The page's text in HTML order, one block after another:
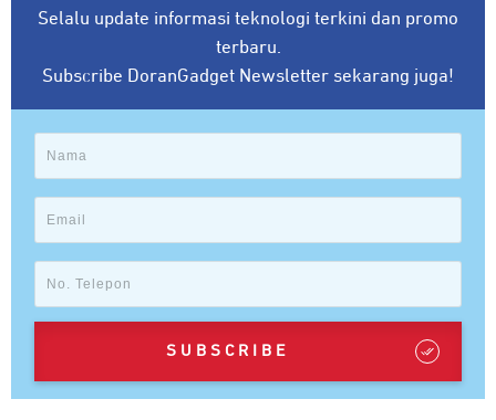
Selalu update informasi teknologi terkini dan promo
terbaru.
Subscribe DoranGadget Newsletter sekarang juga!
SUBSCRIBE